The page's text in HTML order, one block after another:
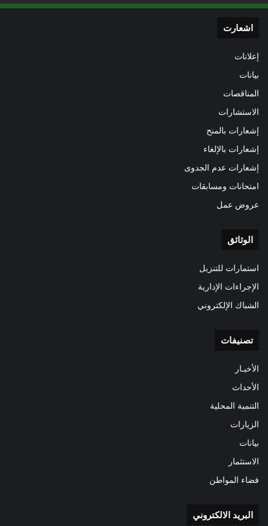
اشعارت
إعلانات
بيانات
المناقصات
الاستشارات
إشعارات بالمنح
إشعارات بالإلغاء
إشعارات عدم الجدوى
امتحانات ومسابقات
عروض عمل
الوثائق
استمارات للتنزيل
الإجراءات الإدارية
الشباك الإلكتروني
تصنيفات
الأخبـار
الأحداث
التنمية المحلية
الزيارات
بيانات
الاستثمار
فضاء المواطن
البريد الالكتروني